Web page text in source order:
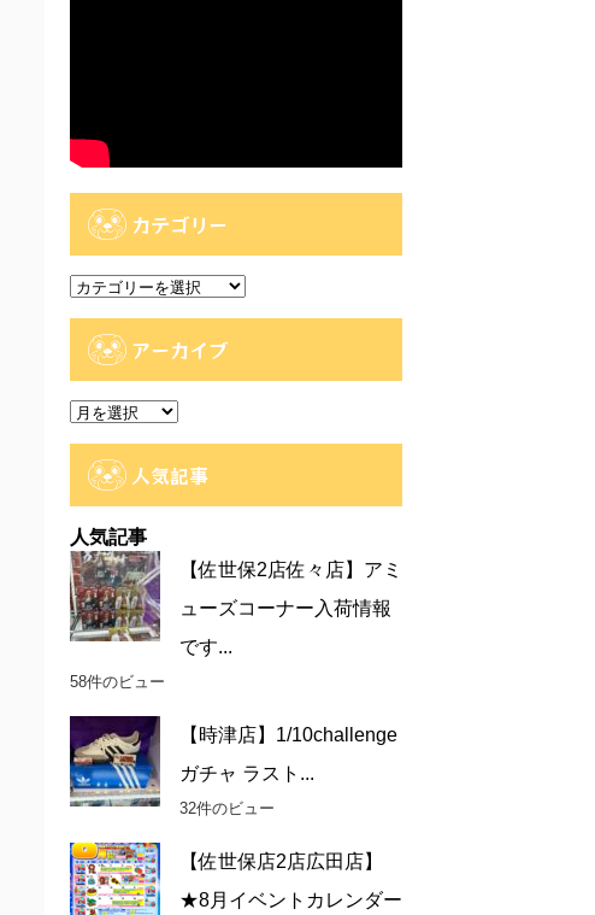
カテゴリー
カ
アーカイブ
ア
人気記事
人気記事
【佐世保2店佐々店】アミ
ューズコーナー入荷情報
です...
58件のビュー
【時津店】1/10challenge
ガチャ ラスト...
32件のビュー
【佐世保店2店広田店】
★8月イベントカレンダー